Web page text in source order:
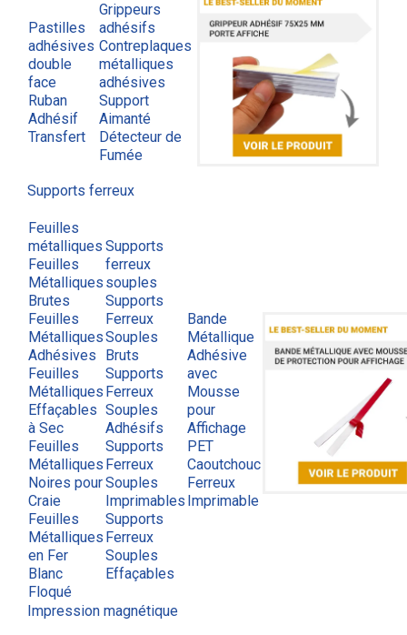
Pastilles
adhésives
double
face
Ruban
Adhésif
Transfert
Grippeurs
adhésifs
Contreplaques
métalliques
adhésives
Support
Aimanté
Détecteur de
Fumée
Supports ferreux
Feuilles
métalliques
Feuilles
Métalliques
Brutes
Feuilles
Métalliques
Adhésives
Feuilles
Métalliques
Effaçables
à Sec
Feuilles
Métalliques
Noires pour
Craie
Feuilles
Métalliques
en Fer
Blanc
Floqué
Supports
ferreux
souples
Supports
Ferreux
Souples
Bruts
Supports
Ferreux
Souples
Adhésifs
Supports
Ferreux
Souples
Imprimables
Supports
Ferreux
Souples
Effaçables
Bande
Métallique
Adhésive
avec
Mousse
pour
Affichage
PET
Caoutchouc
Ferreux
Imprimable
Impression magnétique